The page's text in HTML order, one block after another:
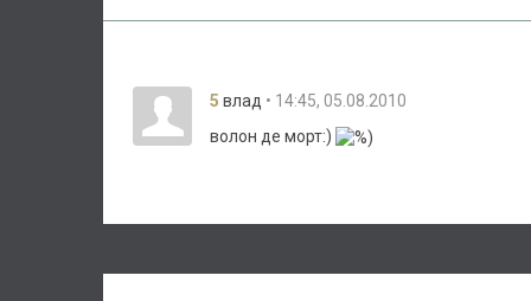
5 влад • 14:45, 05.08.2010
волон де морт:)